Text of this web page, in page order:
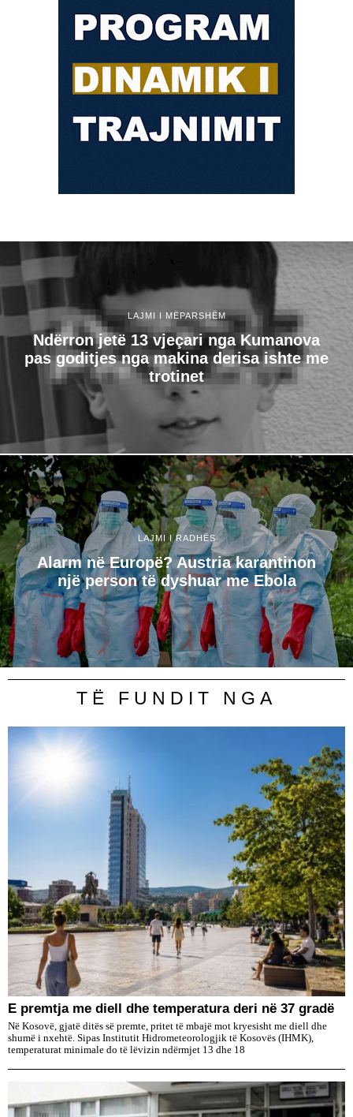
LAJMI I MËPARSHËM
Ndërron jetë 13 vjeçari nga Kumanova
pas goditjes nga makina derisa ishte me
trotinet
LAJMI I RADHËS
Alarm në Europë? Austria karantinon
një person të dyshuar me Ebola
TË FUNDIT NGA
E premtja me diell dhe temperatura deri në 37 gradë
Në Kosovë, gjatë ditës së premte, pritet të mbajë mot kryesisht me diell dhe
shumë i nxehtë. Sipas Institutit Hidrometeorologjik të Kosovës (IHMK),
temperaturat minimale do të lëvizin ndërmjet 13 dhe 18